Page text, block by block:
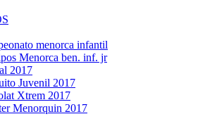
menorca infantil
Menorca ben. inf. jr
2017
Juvenil 2017
Xtrem 2017
Menorquin 2017